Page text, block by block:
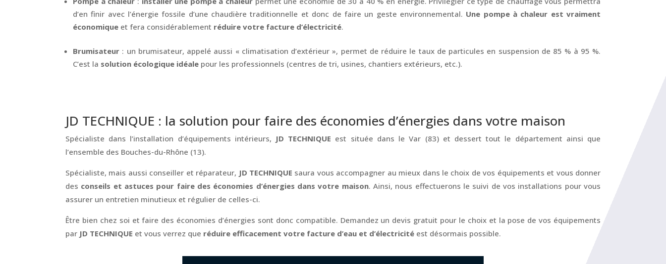
d’en finir avec l’énergie fossile d’une chaudière traditionnelle et donc de faire un geste environnemental. Une pompe à chaleur est vraiment
économique et fera considérablement réduire votre facture d’électricité.
Brumisateur : un brumisateur, appelé aussi « climatisation d’extérieur », permet de réduire le taux de particules en suspension de 85 % à 95 %.
C’est la solution écologique idéale pour les professionnels (centres de tri, usines, chantiers extérieurs, etc.).
JD TECHNIQUE : la solution pour faire des économies d’énergies dans votre maison
Spécialiste dans l’installation d’équipements intérieurs, JD TECHNIQUE est située dans le Var (83) et dessert tout le département ainsi que
l’ensemble des Bouches-du-Rhône (13).
Spécialiste, mais aussi conseiller et réparateur, JD TECHNIQUE saura vous accompagner au mieux dans le choix de vos équipements et vous donner
des conseils et astuces pour faire des économies d’énergies dans votre maison. Ainsi, nous effectuerons le suivi de vos installations pour vous
assurer un entretien minutieux et régulier de celles-ci.
Être bien chez soi et faire des économies d’énergies sont donc compatible. Demandez un devis gratuit pour le choix et la pose de vos équipements
par JD TECHNIQUE et vous verrez que réduire efficacement votre facture d’eau et d’électricité est désormais possible.